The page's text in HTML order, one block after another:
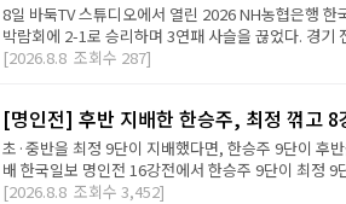
8일 바둑TV 스튜디오에서 열린 2026 NH농협은행
박람회에 2-1로 승리하며 3연패 사슬을 끊었다. 경기
[2026.8.8 조회수 287]
[명인전] 후반 지배한 한승주, 최정 꺾고 8
초·중반을 최정 9단이 지배했다면, 한승주 9단이 후
배 한국일보 명인전 16강전에서 한승주 9단이 최정 9
[2026.8.8 조회수 3,452]